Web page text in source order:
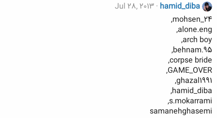
hamid_diba
Jul 28, 2013
mohsen_24,
alone.eng,
arch boy,
behnam.95,
corpse bride,
GAME_OVER,
ghazal1991,
hamid_diba,
s.mokarrami,
samanehghasemi